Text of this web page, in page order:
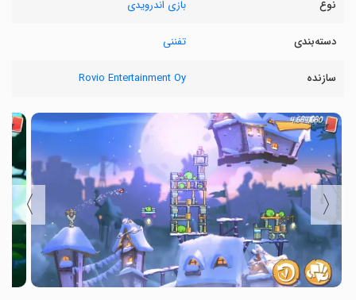
نوع بازی اندرویدی
دسته‌بندی تفننی
سازنده Rovio Entertainment Oy
〈
〉